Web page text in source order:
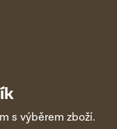
s výběrem zboží.